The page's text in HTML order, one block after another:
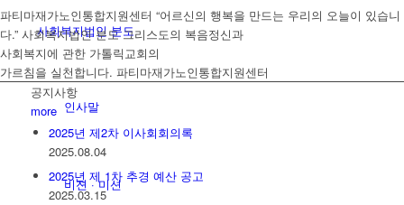
사회복지법인 분도
인사말
비젼 · 미션
파티마재가노인통합지원센터 “어르신의 행복을 만드는 우리의 오늘이 있습니
다.” 사회복지법인 분도 그리스도의 복음정신과
사회복지에 관한 가톨릭교회의
가르침을 실천합니다. 파티마재가노인통합지원센터
공지사항
more
2025년 제2차 이사회회의록
2025.08.04
2025년 제 1차 추경 예산 공고
2025.03.15